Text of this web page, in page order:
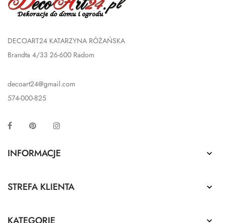
DECOART24 KATARZYNA RÓŻAŃSKA
Brandta 4/33 26-600 Radom
decoart24@gmail.com
574-000-825
Facebook Pinterest
INFORMACJE 
STREFA KLIENTA 